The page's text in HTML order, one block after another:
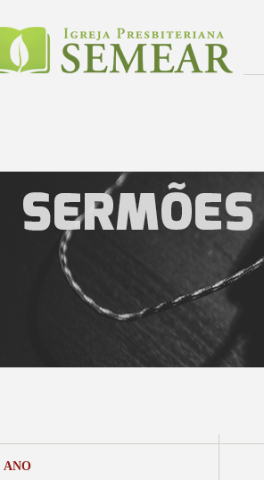
ANO